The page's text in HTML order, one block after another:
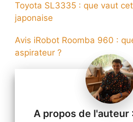
Toyota SL3335 : que vaut
japonaise
Avis iRobot Roomba 960 :
aspirateur ?